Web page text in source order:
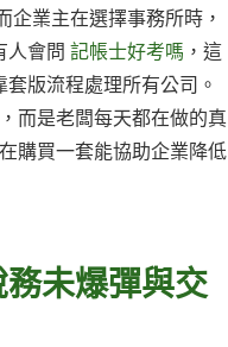
業主在選擇事務所時，
人會問 記帳士好考嗎 ，這
版流程處理所有公司。
而是老闆每天都在做的真
購買一套能協助企業降低
未爆彈與交